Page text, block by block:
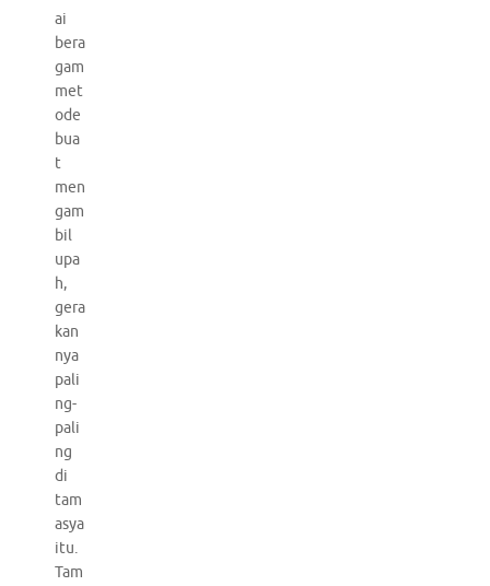
ai
bera
gam
met
ode
bua
t
men
gam
bil
upa
h,
gera
kan
nya
pali
ng-
pali
ng
di
tam
asya
itu.
Tam